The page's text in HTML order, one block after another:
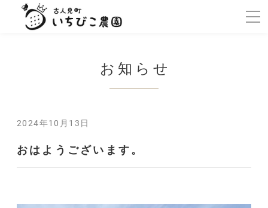
お知らせ
2024年10月13日
おはようございます。